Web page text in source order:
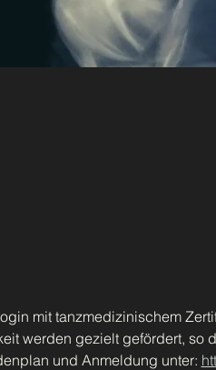
mit tanzmedizinischem
werden gezielt gefördert, so
und Anmeldung unter: